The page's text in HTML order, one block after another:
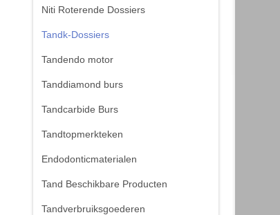
Niti Roterende Dossiers
Tandk-Dossiers
Tandendo motor
Tanddiamond burs
Tandcarbide Burs
Tandtopmerkteken
Endodonticmaterialen
Tand Beschikbare Producten
Tandverbruiksgoederen